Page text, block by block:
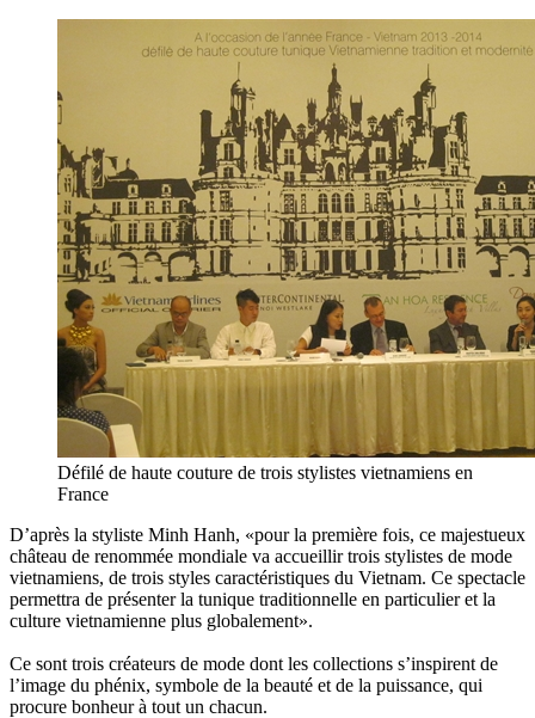
Défilé de haute couture de trois stylistes vietnamiens en
France
D’après la styliste Minh Hanh, «pour la première fois, ce majestueux
château de renommée mondiale va accueillir trois stylistes de mode
vietnamiens, de trois styles caractéristiques du Vietnam. Ce spectacle
permettra de présenter la tunique traditionnelle en particulier et la
culture vietnamienne plus globalement».
Ce sont trois créateurs de mode dont les collections s’inspirent de
l’image du phénix, symbole de la beauté et de la puissance, qui
procure bonheur à tout un chacun.